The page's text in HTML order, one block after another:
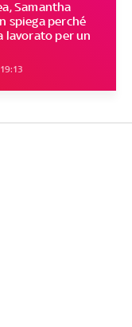
Samantha
spiega perché
lavorato per un